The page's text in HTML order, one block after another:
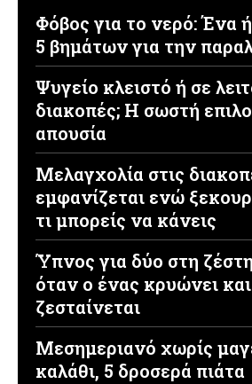
Φόβος για το νερό: Ένα
5 βημάτων για την
Ψυγείο κλειστό ή σε
διακοπές; Η σωστή
απουσία
Μελαγχολία στις
εμφανίζεται ενώ
τι μπορείς να κάνεις
Ύπνος για δύο στη
όταν ο ένας κρυώνει
ζεσταίνεται
Μεσημεριανό χωρίς
καλάθι, 5 δροσερά πιάτα